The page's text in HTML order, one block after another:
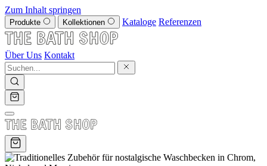
Zum Inhalt springen
Produkte Kollektionen Kataloge Referenzen
Über Uns Kontakt